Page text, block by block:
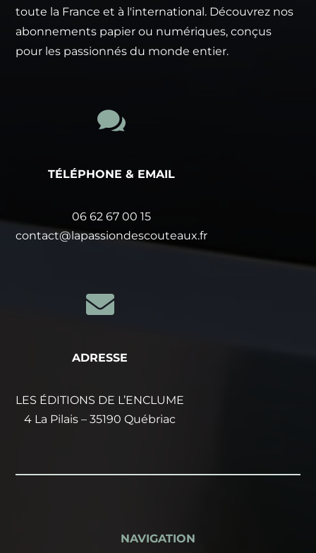
toute la France et à l'international. Découvrez nos
abonnements papier ou numériques, conçus
pour les passionnés du monde entier.

TÉLÉPHONE & EMAIL
06 62 67 00 15
contact@lapassiondescouteaux.fr

ADRESSE
LES ÉDITIONS DE L’ENCLUME
4 La Pilais – 35190 Québriac
NAVIGATION